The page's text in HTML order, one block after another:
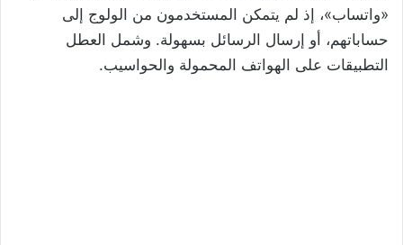
«واتساب»، إذ لم يتمكن المستخدمون من الولوج إلى
حساباتهم، أو إرسال الرسائل بسهولة. وشمل العطل
التطبيقات على الهواتف المحمولة والحواسيب.